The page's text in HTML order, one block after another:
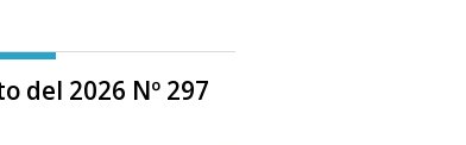
del 2026 Nº 297